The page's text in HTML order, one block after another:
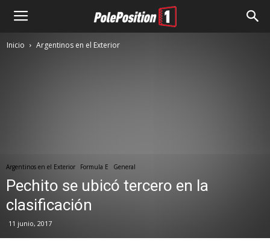
Inicio Argentinos en el Exterior
Argentinos en el Exterior Formula E General
Pechito se ubicó tercero en la
clasificación
11 junio, 2017